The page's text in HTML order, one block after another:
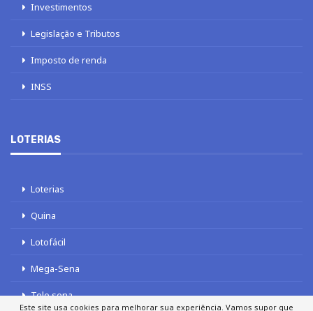
Investimentos
Legislação e Tributos
Imposto de renda
INSS
LOTERIAS
Loterias
Quina
Lotofácil
Mega-Sena
Tele sena
Este site usa cookies para melhorar sua experiência. Vamos supor que